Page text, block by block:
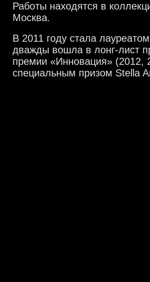
Работы находятся в
Москва.
В 2011 году стала
дважды вошла в лонг-лист
премии «Инновация» (2012,
специальным призом Stella